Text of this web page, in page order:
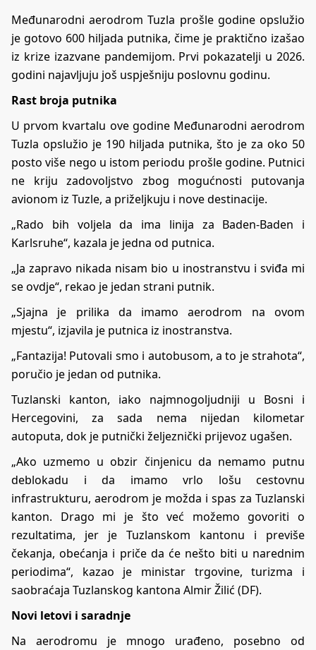
Međunarodni aerodrom Tuzla prošle godine opslužio
je gotovo 600 hiljada putnika, čime je praktično izašao
iz krize izazvane pandemijom. Prvi pokazatelji u 2026.
godini najavljuju još uspješniju poslovnu godinu.
Rast broja putnika
U prvom kvartalu ove godine Međunarodni aerodrom
Tuzla opslužio je 190 hiljada putnika, što je za oko 50
posto više nego u istom periodu prošle godine. Putnici
ne kriju zadovoljstvo zbog mogućnosti putovanja
avionom iz Tuzle, a priželjkuju i nove destinacije.
„Rado bih voljela da ima linija za Baden-Baden i
Karlsruhe“, kazala je jedna od putnica.
„Ja zapravo nikada nisam bio u inostranstvu i sviđa mi
se ovdje“, rekao je jedan strani putnik.
„Sjajna je prilika da imamo aerodrom na ovom
mjestu“, izjavila je putnica iz inostranstva.
„Fantazija! Putovali smo i autobusom, a to je strahota“,
poručio je jedan od putnika.
Tuzlanski kanton, iako najmnogoljudniji u Bosni i
Hercegovini, za sada nema nijedan kilometar
autoputa, dok je putnički željeznički prijevoz ugašen.
„Ako uzmemo u obzir činjenicu da nemamo putnu
deblokadu i da imamo vrlo lošu cestovnu
infrastrukturu, aerodrom je možda i spas za Tuzlanski
kanton. Drago mi je što već možemo govoriti o
rezultatima, jer je Tuzlanskom kantonu i previše
čekanja, obećanja i priče da će nešto biti u narednim
periodima“, kazao je ministar trgovine, turizma i
saobraćaja Tuzlanskog kantona Almir Žilić (DF).
Novi letovi i saradnje
Na aerodromu je mnogo urađeno, posebno od